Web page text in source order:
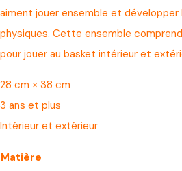
aiment jouer ensemble et
physiques. Cette ensemble
pour jouer au basket intérieur et
28 cm × 38 cm
3 ans et plus
Intérieur et extérieur
Matière